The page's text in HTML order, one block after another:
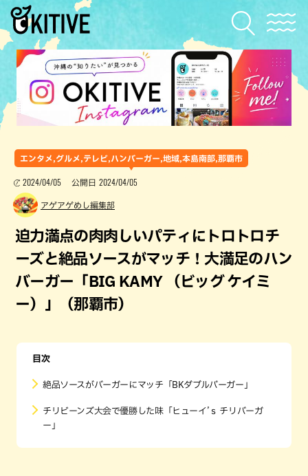
エンタメ,グルメ,テレビ,ハンバーガー,地域,本島南部,那覇市
2024/04/05 公開日 2024/04/05
アゲアゲめし編集部
迫力満点の肉肉しいパティにトロトロチ
ーズと絶品ソースがマッチ！大満足のハン
バーガー「BIG KAMY （ビッグ ケイミ
ー）」（那覇市）
目次
絶品ソースがバーガーにマッチ「BKダブルバーガー」
チリビーンズ大会で優勝した味「ヒューイ’ｓ チリバーガ
ー」